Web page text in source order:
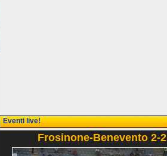
Eventi live!
Frosinone-Benevento 2-2